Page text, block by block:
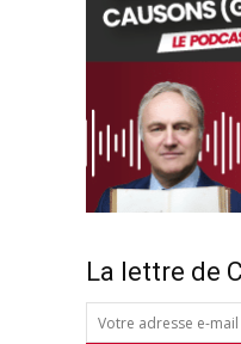
La lettre de